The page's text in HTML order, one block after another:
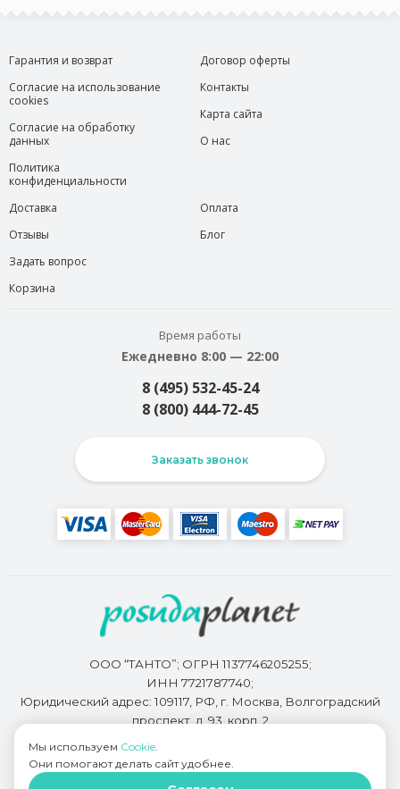
Гарантия и возврат
Согласие на использование
cookies
Согласие на обработку
данных
Политика
конфиденциальности
Договор оферты
Контакты
Карта сайта
О нас
Доставка
Отзывы
Задать вопрос
Корзина
Оплата
Блог
Время работы
Ежедневно 8:00 — 22:00
8 (495) 532-45-24
8 (800) 444-72-45
Заказать звонок
ООО “ТАНТО”; ОГРН 1137746205255;
ИНН 7721787740;
Юридический адрес: 109117, РФ, г. Москва, Волгоградский
проспект, д. 93, корп. 2
Разработкой сайта занимается
Мы используем Cookie.
Они помогают делать сайт удобнее.